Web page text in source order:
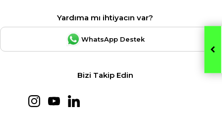
Yardıma mı ihtiyacın var?
WhatsApp Destek
Bizi Takip Edin